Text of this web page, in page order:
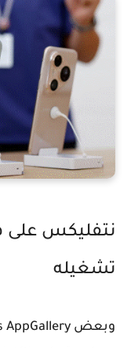
نتفليكس على
تشغيله